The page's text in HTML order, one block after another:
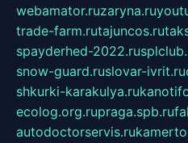
webamator.ruzaryna.ru
trade-farm.rutajuncos.ru
spayderhed-2022.ru
snow-guard.ruslovar-ivrit.ru
shkurki-karakulya.ru
ecolog.org.rupraga.spb.ru
autodoctorservis.ru